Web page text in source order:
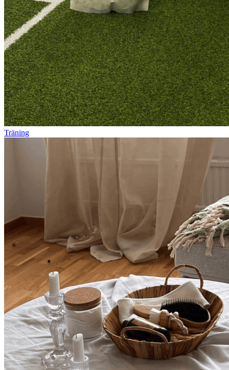
Träning